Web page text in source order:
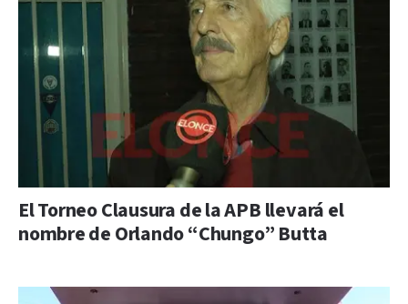
El Torneo Clausura de la APB llevará el
nombre de Orlando “Chungo” Butta